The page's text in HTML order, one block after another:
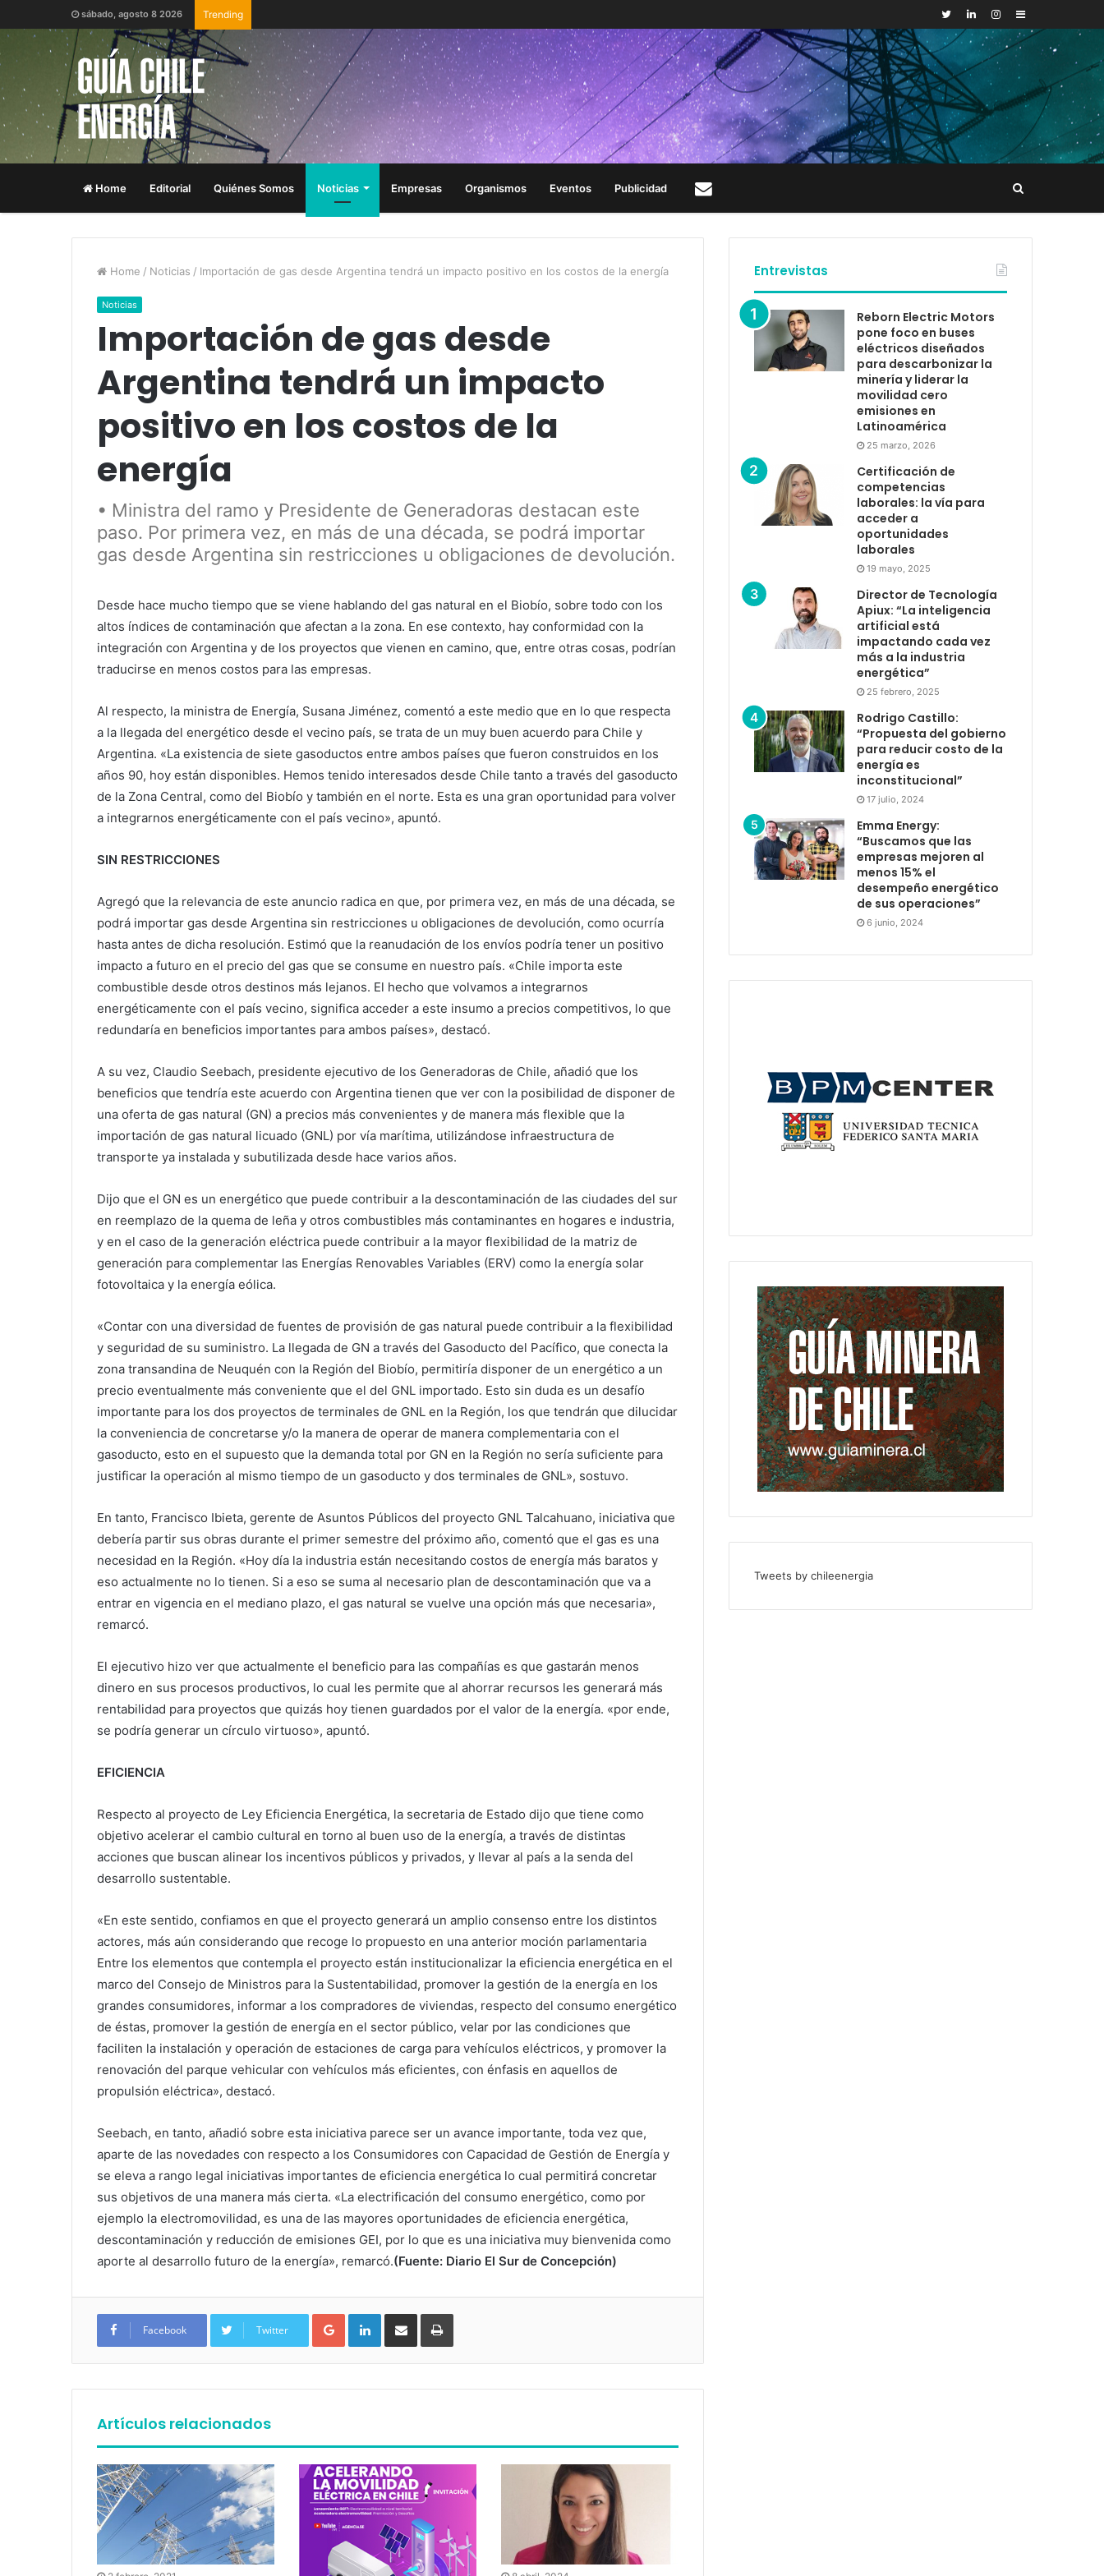
sábado, agosto 8 2026 Trending Sidebar
Home Editorial Quiénes Somos Noticias Empresas Organismos Eventos Publicidad
Home / Noticias / Importación de gas desde Argentina tendrá un impacto positivo en los costos de la energía
Noticias
Importación de gas desde
Argentina tendrá un impacto
positivo en los costos de la
energía
• Ministra del ramo y Presidente de Generadoras destacan este
paso. Por primera vez, en más de una década, se podrá importar
gas desde Argentina sin restricciones u obligaciones de devolución.
Desde hace mucho tiempo que se viene hablando del gas natural en el Biobío, sobre todo con los
altos índices de contaminación que afectan a la zona. En ese contexto, hay conformidad con la
integración con Argentina y de los proyectos que vienen en camino, que, entre otras cosas, podrían
traducirse en menos costos para las empresas.
Al respecto, la ministra de Energía, Susana Jiménez, comentó a este medio que en lo que respecta
a la llegada del energético desde el vecino país, se trata de un muy buen acuerdo para Chile y
Argentina. «La existencia de siete gasoductos entre ambos países que fueron construidos en los
años 90, hoy están disponibles. Hemos tenido interesados desde Chile tanto a través del gasoducto
de la Zona Central, como del Biobío y también en el norte. Esta es una gran oportunidad para volver
a integrarnos energéticamente con el país vecino», apuntó.
SIN RESTRICCIONES
Agregó que la relevancia de este anuncio radica en que, por primera vez, en más de una década, se
podrá importar gas desde Argentina sin restricciones u obligaciones de devolución, como ocurría
hasta antes de dicha resolución. Estimó que la reanudación de los envíos podría tener un positivo
impacto a futuro en el precio del gas que se consume en nuestro país. «Chile importa este
combustible desde otros destinos más lejanos. El hecho que volvamos a integrarnos
energéticamente con el país vecino, significa acceder a este insumo a precios competitivos, lo que
redundaría en beneficios importantes para ambos países», destacó.
A su vez, Claudio Seebach, presidente ejecutivo de los Generadoras de Chile, añadió que los
beneficios que tendría este acuerdo con Argentina tienen que ver con la posibilidad de disponer de
una oferta de gas natural (GN) a precios más convenientes y de manera más flexible que la
importación de gas natural licuado (GNL) por vía marítima, utilizándose infraestructura de
transporte ya instalada y subutilizada desde hace varios años.
Dijo que el GN es un energético que puede contribuir a la descontaminación de las ciudades del sur
en reemplazo de la quema de leña y otros combustibles más contaminantes en hogares e industria,
y en el caso de la generación eléctrica puede contribuir a la mayor flexibilidad de la matriz de
generación para complementar las Energías Renovables Variables (ERV) como la energía solar
fotovoltaica y la energía eólica.
«Contar con una diversidad de fuentes de provisión de gas natural puede contribuir a la flexibilidad
y seguridad de su suministro. La llegada de GN a través del Gasoducto del Pacífico, que conecta la
zona transandina de Neuquén con la Región del Biobío, permitiría disponer de un energético a un
precio eventualmente más conveniente que el del GNL importado. Esto sin duda es un desafío
importante para los dos proyectos de terminales de GNL en la Región, los que tendrán que dilucidar
la conveniencia de concretarse y/o la manera de operar de manera complementaria con el
gasoducto, esto en el supuesto que la demanda total por GN en la Región no sería suficiente para
justificar la operación al mismo tiempo de un gasoducto y dos terminales de GNL», sostuvo.
En tanto, Francisco Ibieta, gerente de Asuntos Públicos del proyecto GNL Talcahuano, iniciativa que
debería partir sus obras durante el primer semestre del próximo año, comentó que el gas es una
necesidad en la Región. «Hoy día la industria están necesitando costos de energía más baratos y
eso actualmente no lo tienen. Si a eso se suma al necesario plan de descontaminación que va a
entrar en vigencia en el mediano plazo, el gas natural se vuelve una opción más que necesaria»,
remarcó.
El ejecutivo hizo ver que actualmente el beneficio para las compañías es que gastarán menos
dinero en sus procesos productivos, lo cual les permite que al ahorrar recursos les generará más
rentabilidad para proyectos que quizás hoy tienen guardados por el valor de la energía. «por ende,
se podría generar un círculo virtuoso», apuntó.
EFICIENCIA
Respecto al proyecto de Ley Eficiencia Energética, la secretaria de Estado dijo que tiene como
objetivo acelerar el cambio cultural en torno al buen uso de la energía, a través de distintas
acciones que buscan alinear los incentivos públicos y privados, y llevar al país a la senda del
desarrollo sustentable.
«En este sentido, confiamos en que el proyecto generará un amplio consenso entre los distintos
actores, más aún considerando que recoge lo propuesto en una anterior moción parlamentaria
Entre los elementos que contempla el proyecto están institucionalizar la eficiencia energética en el
marco del Consejo de Ministros para la Sustentabilidad, promover la gestión de la energía en los
grandes consumidores, informar a los compradores de viviendas, respecto del consumo energético
de éstas, promover la gestión de energía en el sector público, velar por las condiciones que
faciliten la instalación y operación de estaciones de carga para vehículos eléctricos, y promover la
renovación del parque vehicular con vehículos más eficientes, con énfasis en aquellos de
propulsión eléctrica», destacó.
Seebach, en tanto, añadió sobre esta iniciativa parece ser un avance importante, toda vez que,
aparte de las novedades con respecto a los Consumidores con Capacidad de Gestión de Energía y
se eleva a rango legal iniciativas importantes de eficiencia energética lo cual permitirá concretar
sus objetivos de una manera más cierta. «La electrificación del consumo energético, como por
ejemplo la electromovilidad, es una de las mayores oportunidades de eficiencia energética,
descontaminación y reducción de emisiones GEI, por lo que es una iniciativa muy bienvenida como
aporte al desarrollo futuro de la energía», remarcó.(Fuente: Diario El Sur de Concepción)
Facebook Twitter
Google+ LinkedIn
Artículos relacionados
Entrevistas
Reborn Electric Motors
pone foco en buses
eléctricos diseñados
para descarbonizar la
minería y liderar la
movilidad cero
emisiones en
Latinoamérica
25 marzo, 2026
Certificación de
competencias
laborales: la vía para
acceder a
oportunidades
laborales
19 mayo, 2025
Director de Tecnología
Apiux: “La inteligencia
artificial está
impactando cada vez
más a la industria
energética”
25 febrero, 2025
Rodrigo Castillo:
“Propuesta del gobierno
para reducir costo de la
energía es
inconstitucional”
17 julio, 2024
Emma Energy:
“Buscamos que las
empresas mejoren al
menos 15% el
desempeño energético
de sus operaciones”
6 junio, 2024
Tweets by chileenergia